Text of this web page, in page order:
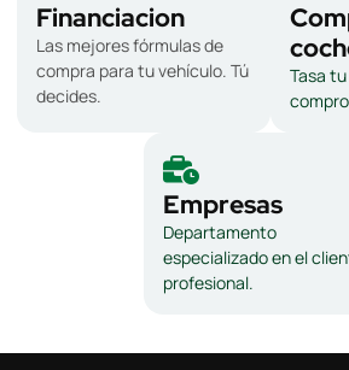
Financiacion
Las mejores fórmulas de
compra para tu vehículo. Tú
decides.
Tasa
Empresas
Departamento
especializado en el
profesional.